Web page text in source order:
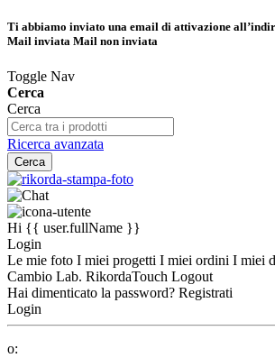
Ti abbiamo inviato una email di attivazione
Mail inviata Mail non inviata
Toggle Nav
Cerca
Cerca
Ricerca avanzata
Cerca
Hi {{ user.fullName }}
Login
Le mie foto I miei progetti I miei ordini I miei
Cambio Lab. RikordaTouch Logout
Hai dimenticato la password? Registrati
Login
o: